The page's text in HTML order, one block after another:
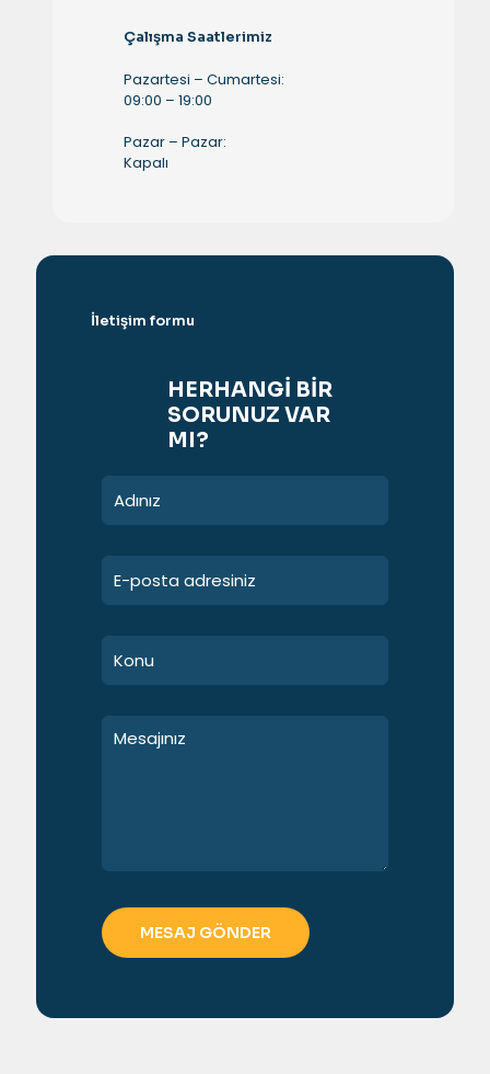
Çalışma Saatlerimiz
Pazartesi – Cumartesi:
09:00 – 19:00
Pazar – Pazar:
Kapalı
İletişim formu
HERHANGİ BİR
SORUNUZ VAR
MI?